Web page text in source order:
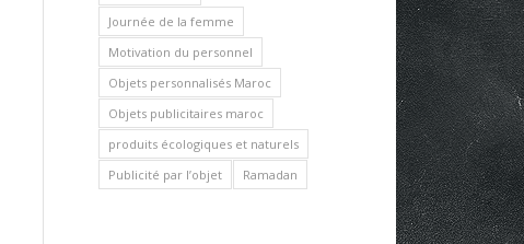
Journée de la femme
Motivation du personnel
Objets personnalisés Maroc
Objets publicitaires maroc
produits écologiques et naturels
Publicité par l’objet
Ramadan